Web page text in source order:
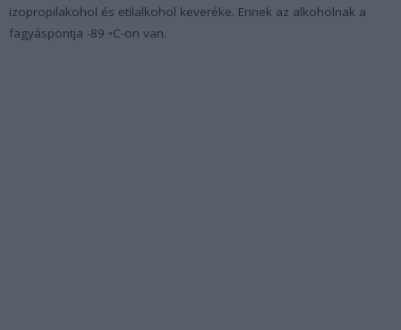
izopropilakohol és etilalkohol keveréke. Ennek az alkoholnak a
fagyáspontja -89 ◦C-on van.